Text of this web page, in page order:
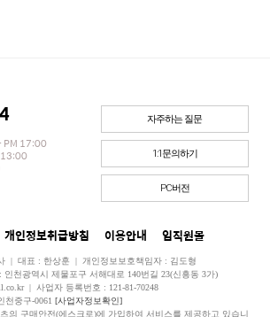
PM 17:00
13:00
자주하는 질문
1:1문의하기
PC버전
개인정보취급방침 이용안내 임직원몰
| 대표 : 한상훈 | 개인정보보호책임자 : 김도형
천광역시 제물포구 서해대로 140번길 23(신흥동 3가)
| 사업자 등록번호 : 121-81-70248
천중구-0061 [사업자정보확인]
의 구매안전(에스크로)에 가입하여 서비스를 제공하고 있습니